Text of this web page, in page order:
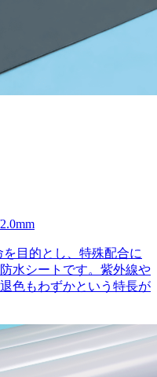
を目的とし、特殊配合に
水シートです。紫外線や
色もわずかという特長が